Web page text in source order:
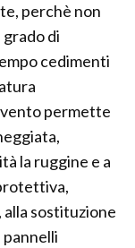
perchè non
di
cedimenti
permette
la ruggine e a
sostituzione